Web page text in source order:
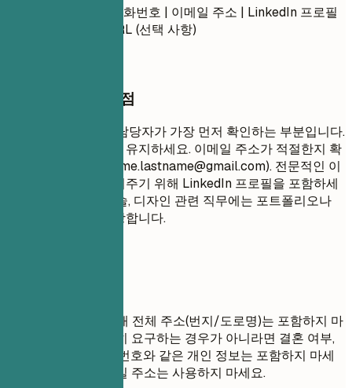
이름 성 | 도시, 주 | 전화번호 | 이메일 주소 | LinkedIn 프로필
URL | 포트폴리오 URL (선택 사항)
작성할 때 꼭 챙길 점
연락처 정보는 채용 담당자가 가장 먼저 확인하는 부분입니다.
간결하고 전문적으로 유지하세요. 이메일 주소가 적절한지 확
firstname.lastname@gmail.com). 전문적인 이
력을 종합적으로 보여주기 위해 LinkedIn 프로필을 포함하세
요. 창의적이거나 기술, 디자인 관련 직무에는 포트폴리오나
개인 웹사이트를 권장합니다.
개인 정보 보호를 위해 전체 주소(번지/도로명)는 포함하지 마
세요. 국가에서 특별히 요구하는 경우가 아니라면 결혼 여부,
나이, 사진, 주민등록번호와 같은 개인 정보는 포함하지 마세
요. 비전문적인 이메일 주소는 사용하지 마세요.